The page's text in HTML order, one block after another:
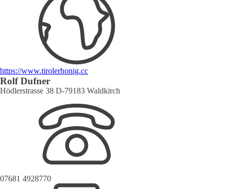
https://www.tirolerhonig.cc
Rolf Dufner
Hödlerstrasse 38 D-79183 Waldkirch
07681 4928770